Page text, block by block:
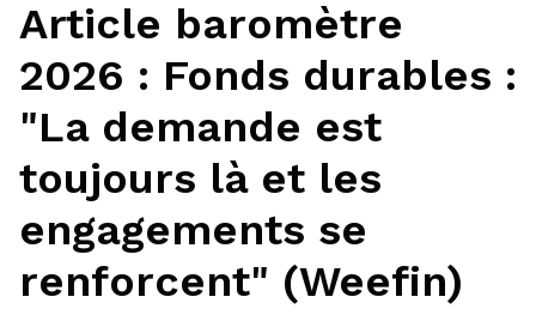
Article baromètre
2026 : Fonds durables :
"La demande est
toujours là et les
engagements se
renforcent" (Weefin)